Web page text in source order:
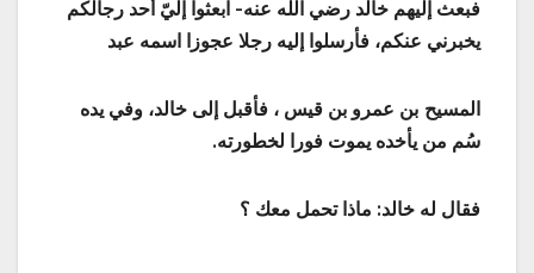
فبعث إليهم خالد رضي الله عنه- ابعثوا إليّ أحد رجالكم
يخبرني عنكم، فأرسلوا إليه رجلا عجوزا اسمه عبد
المسيح بن عمرو بن قيس ، فأقبل إلى خالد، وفي يده
سُم من يأخده يموت فورا لخطورته.
فقال له خالد: ماذا تحمل معك ؟